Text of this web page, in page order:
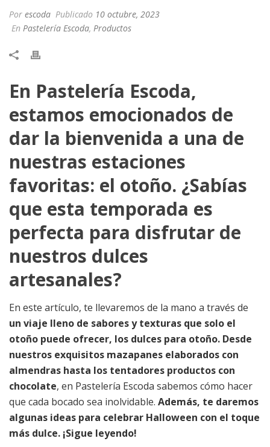
Por escoda Publicado 10 octubre, 2023
En Pastelería Escoda, Productos
En Pastelería Escoda,
estamos emocionados de
dar la bienvenida a una de
nuestras estaciones
favoritas: el otoño. ¿Sabías
que esta temporada es
perfecta para disfrutar de
nuestros dulces
artesanales?
En este artículo, te llevaremos de la mano a través de
un viaje lleno de sabores y texturas que solo el
otoño puede ofrecer, los dulces para otoño. Desde
nuestros exquisitos mazapanes elaborados con
almendras hasta los tentadores productos con
chocolate, en Pastelería Escoda sabemos cómo hacer
que cada bocado sea inolvidable. Además, te daremos
algunas ideas para celebrar Halloween con el toque
más dulce. ¡Sigue leyendo!